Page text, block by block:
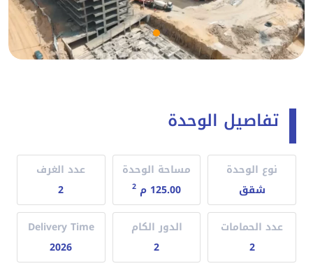
تفاصيل الوحدة
نوع الوحدة
شقق
مساحة الوحدة
125.00 م
2
عدد الغرف
2
عدد الحمامات
2
الدور الكام
2
Delivery Time
2026